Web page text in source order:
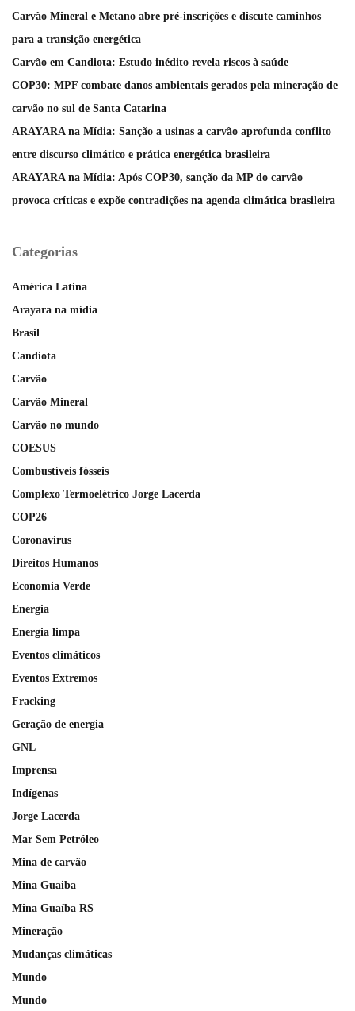
Carvão Mineral e Metano abre pré-inscrições e discute caminhos
para a transição energética
Carvão em Candiota: Estudo inédito revela riscos à saúde
COP30: MPF combate danos ambientais gerados pela mineração de
carvão no sul de Santa Catarina
ARAYARA na Mídia: Sanção a usinas a carvão aprofunda conflito
entre discurso climático e prática energética brasileira
ARAYARA na Mídia: Após COP30, sanção da MP do carvão
provoca críticas e expõe contradições na agenda climática brasileira
Categorias
América Latina
Arayara na mídia
Brasil
Candiota
Carvão
Carvão Mineral
Carvão no mundo
COESUS
Combustíveis fósseis
Complexo Termoelétrico Jorge Lacerda
COP26
Coronavírus
Direitos Humanos
Economia Verde
Energia
Energia limpa
Eventos climáticos
Eventos Extremos
Fracking
Geração de energia
GNL
Imprensa
Indígenas
Jorge Lacerda
Mar Sem Petróleo
Mina de carvão
Mina Guaiba
Mina Guaíba RS
Mineração
Mudanças climáticas
Mundo
Mundo